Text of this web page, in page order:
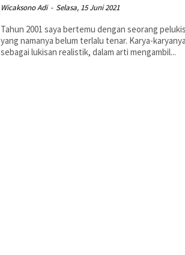
Wicaksono Adi - Selasa, 15 Juni 2021
Tahun 2001 saya bertemu dengan seorang
yang namanya belum terlalu tenar. Karya-
sebagai lukisan realistik, dalam arti mengambil...